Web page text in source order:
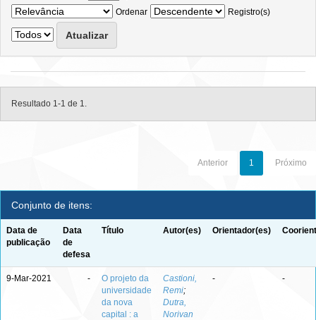
Ordenar
Registro(s)
Resultado 1-1 de 1.
Anterior 1 Próximo
Conjunto de itens:
Data de
publicação
Data
de
defesa
Título Autor(es) Orientador(es)
9-Mar-2021 -
O projeto da
universidade
da nova
capital : a
Castioni,
Remi;
Dutra,
Norivan
- -